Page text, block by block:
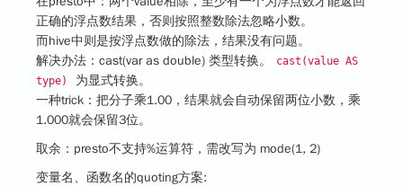
正确的浮点数结果，否则按照整数除法忽略小数。
而hive中则是按浮点数做的除法，结果没有问题。
解决办法：cast(var as double) 类型转换。
cast(value AS
type)
为显式转换。
一种trick：把分子乘1.00，结果就会自动保留两位小数，乘
1.000就会保留3位。
取余： presto不支持%运算符，需改写为 mode(1, 2)
变量名、函数名的quoting方案: